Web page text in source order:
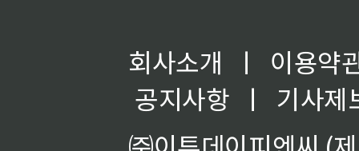
회사소개 ㅣ
이용약
공지사항
ㅣ
기사제